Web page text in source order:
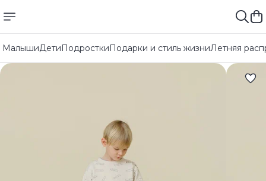
МалышиДетиПодросткиПодарки и стиль жизниЛетняя